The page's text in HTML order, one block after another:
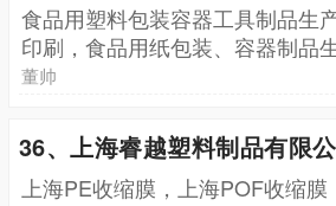
食品用塑料包装容器工具制品生
印刷，食品用纸包装、容器制品
董帅
36、上海睿越塑料制品有限
上海PE收缩膜，上海POF收缩